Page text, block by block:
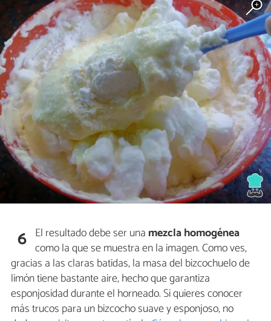
6 El resultado debe ser una mezcla homogénea
como la que se muestra en la imagen. Como ves,
gracias a las claras batidas, la masa del bizcochuelo de
limón tiene bastante aire, hecho que garantiza
esponjosidad durante el horneado. Si quieres conocer
más trucos para un bizcocho suave y esponjoso, no